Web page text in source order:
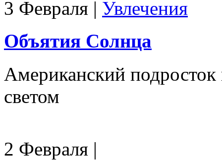
3 Февраля | Увлечения
Объятия Солнца
Американский
светом
2 Февраля |